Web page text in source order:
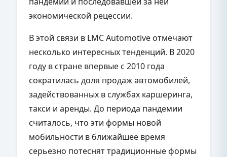
экономической рецессии.
В этой связи в LMC Automotive отмечают
несколько интересных тенденций. В 2020
году в стране впервые с 2010 года
сократилась доля продаж автомобилей,
задействованных в службах каршеринга,
такси и аренды. До периода пандемии
считалось, что эти формы новой
мобильности в ближайшее время
серьезно потеснят традиционные формы